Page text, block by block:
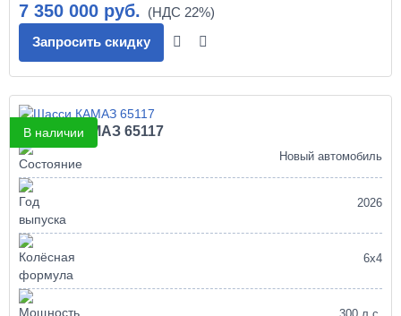
7 350 000 руб.
Запросить скидку
В наличии
Шасси КАМАЗ 65117
Новый автомобиль
2026
6х4